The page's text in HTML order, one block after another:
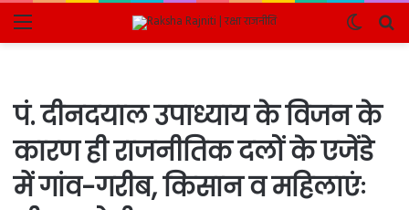
Menu
Switch
skin
पं. दीनदयाल उपाध्याय के विजन के
कारण ही राजनीतिक दलों के एजेंडे
में गांव-गरीब, किसान व महिलाएंः